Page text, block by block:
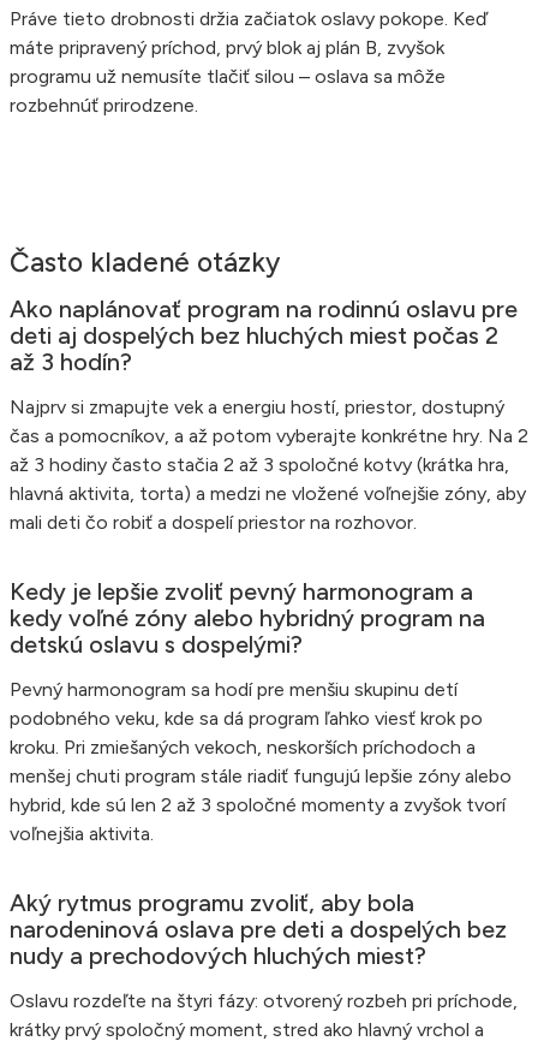
Práve tieto drobnosti držia začiatok oslavy pokope. Keď
máte pripravený príchod, prvý blok aj plán B, zvyšok
programu už nemusíte tlačiť silou – oslava sa môže
rozbehnúť prirodzene.
Často kladené otázky
Ako naplánovať program na rodinnú oslavu pre
deti aj dospelých bez hluchých miest počas 2
až 3 hodín?
Najprv si zmapujte vek a energiu hostí, priestor, dostupný
čas a pomocníkov, a až potom vyberajte konkrétne hry. Na 2
až 3 hodiny často stačia 2 až 3 spoločné kotvy (krátka hra,
hlavná aktivita, torta) a medzi ne vložené voľnejšie zóny, aby
mali deti čo robiť a dospelí priestor na rozhovor.
Kedy je lepšie zvoliť pevný harmonogram a
kedy voľné zóny alebo hybridný program na
detskú oslavu s dospelými?
Pevný harmonogram sa hodí pre menšiu skupinu detí
podobného veku, kde sa dá program ľahko viesť krok po
kroku. Pri zmiešaných vekoch, neskorších príchodoch a
menšej chuti program stále riadiť fungujú lepšie zóny alebo
hybrid, kde sú len 2 až 3 spoločné momenty a zvyšok tvorí
voľnejšia aktivita.
Aký rytmus programu zvoliť, aby bola
narodeninová oslava pre deti a dospelých bez
nudy a prechodových hluchých miest?
Oslavu rozdeľte na štyri fázy: otvorený rozbeh pri príchode,
krátky prvý spoločný moment, stred ako hlavný vrchol a